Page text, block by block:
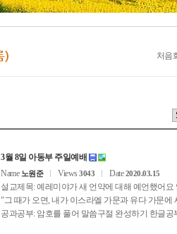
처음
3월 8일 아동부 주일예배
Name 노원준 Views3043 Date2020.03.15
설교제목: 예레미야가 새 언약에 대해 예
"그 때가 오면, 내가 이스라엘 가문과 유다
공과공부: 암호를 풀어 말씀구절 완성하기 한글